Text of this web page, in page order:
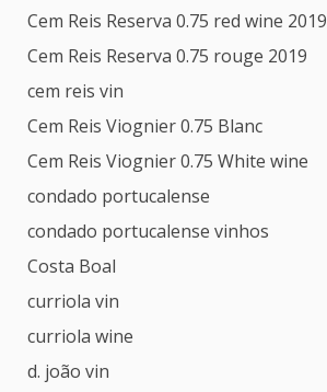
Cem Reis Reserva 0.75 red wine 2019
Cem Reis Reserva 0.75 rouge 2019
cem reis vin
Cem Reis Viognier 0.75 Blanc
Cem Reis Viognier 0.75 White wine
condado portucalense
condado portucalense vinhos
Costa Boal
curriola vin
curriola wine
d. joão vin